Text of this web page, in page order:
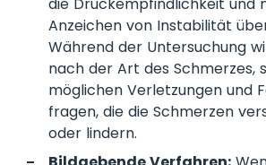
Anzeichen von Instabilität
Während der Untersuchung
nach der Art des Schmerzes,
möglichen Verletzungen und
fragen, die die Schmerzen
oder lindern.